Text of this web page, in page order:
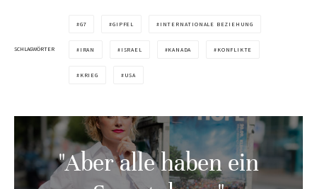
SCHLAGWÖRTER
G7 GIPFEL INTERNATIONALE BEZIEHUNG
IRAN ISRAEL KANADA KONFLIKTE
KRIEG USA
"Aber alle haben ein